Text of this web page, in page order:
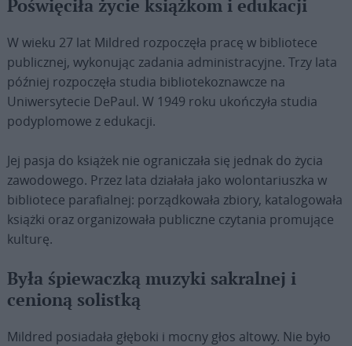
Poświęciła życie książkom i edukacji
W wieku 27 lat Mildred rozpoczęła pracę w bibliotece
publicznej, wykonując zadania administracyjne. Trzy lata
później rozpoczęła studia bibliotekoznawcze na
Uniwersytecie DePaul. W 1949 roku ukończyła studia
podyplomowe z edukacji.
Jej pasja do książek nie ograniczała się jednak do życia
zawodowego. Przez lata działała jako wolontariuszka w
bibliotece parafialnej: porządkowała zbiory, katalogowała
książki oraz organizowała publiczne czytania promujące
kulturę.
Była śpiewaczką muzyki sakralnej i
cenioną solistką
Mildred posiadała głęboki i mocny głos altowy. Nie było